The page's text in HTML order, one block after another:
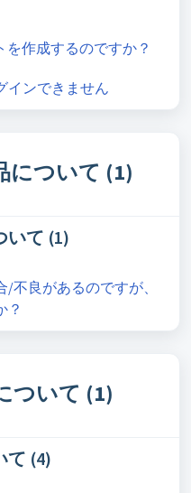
を作成するのですか？
インできません
について (1)
いて (1)
不良があるのですが、
？
ついて (1)
て (4)